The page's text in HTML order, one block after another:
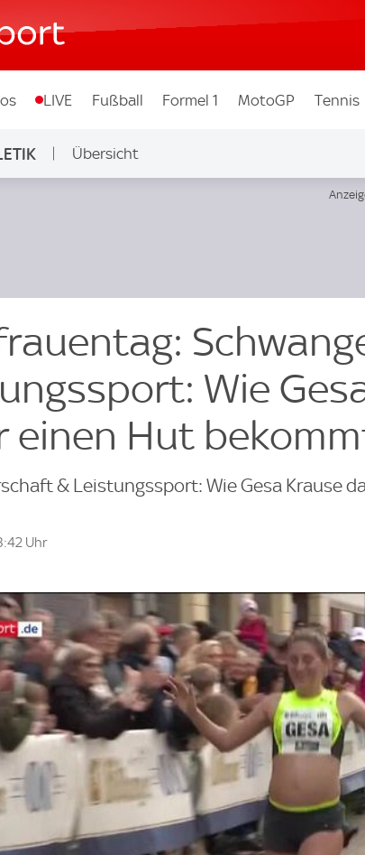
LIVE Fußball Formel 1 MotoGP Tennis
Übersicht
Wie
einen Hut
& Leistungssport: Wie Gesa Krause
Uhr